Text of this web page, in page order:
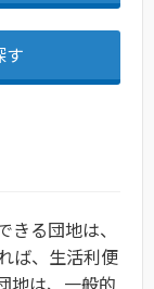
す
る団地は、
ば、生活利便